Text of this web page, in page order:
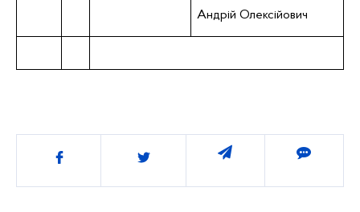
Андрій Олексійович
Поділитись